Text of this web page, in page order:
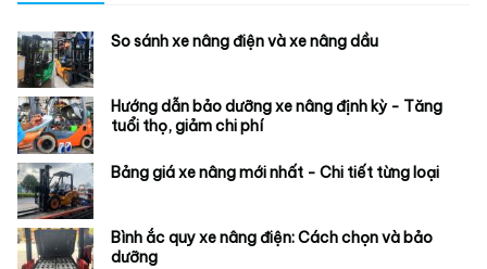
So sánh xe nâng điện và xe nâng dầu
Hướng dẫn bảo dưỡng xe nâng định kỳ - Tăng
tuổi thọ, giảm chi phí
Bảng giá xe nâng mới nhất - Chi tiết từng loại
Bình ắc quy xe nâng điện: Cách chọn và bảo
dưỡng